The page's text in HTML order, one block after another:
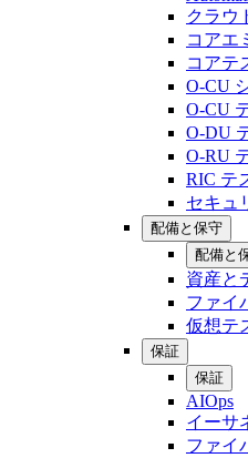
クラウ
コアエ
コアテ
O-CU
O-CU
O-DU
O-RU
RIC テ
セキュ
配備と保守
配備と
資産と
ファイ
仮想テ
保証
保証
AIOps
イーサ
ファイ